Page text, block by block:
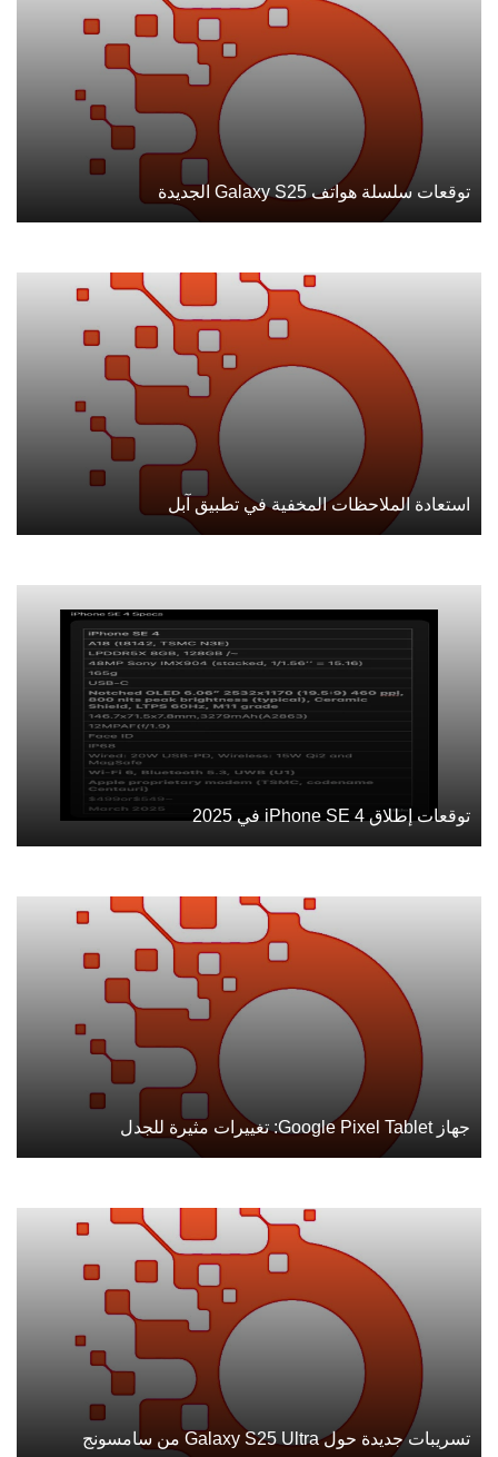
توقعات سلسلة هواتف Galaxy S25 الجديدة
استعادة الملاحظات المخفية في تطبيق آبل
توقعات إطلاق iPhone SE 4 في 2025
جهاز Google Pixel Tablet: تغييرات مثيرة للجدل
تسريبات جديدة حول Galaxy S25 Ultra من سامسونج